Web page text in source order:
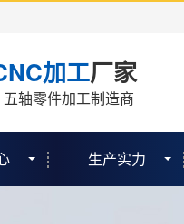
加工厂家
轴零件加工制造商
生产实力